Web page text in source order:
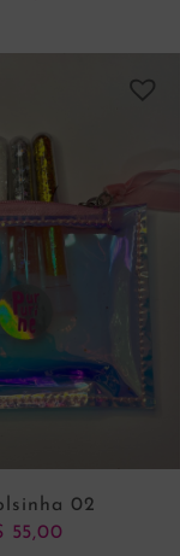
AO CARRINHO
02
55,00